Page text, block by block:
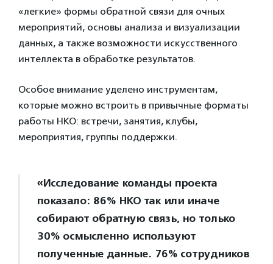
«легкие» формы обратной связи для очных
мероприятий, основы анализа и визуализации
данных, а также возможности искусственного
интеллекта в обработке результатов.
Особое внимание уделено инструментам,
которые можно встроить в привычные форматы
работы НКО: встречи, занятия, клубы,
мероприятия, группы поддержки.
«Исследование команды проекта
показало: 86% НКО так или иначе
собирают обратную связь, но только
30% осмысленно используют
полученные данные. 76% сотрудников